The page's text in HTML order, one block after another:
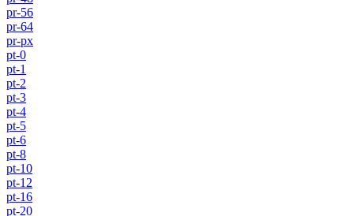
pr-56
pr-64
pr-px
pt-0
pt-1
pt-2
pt-3
pt-4
pt-5
pt-6
pt-8
pt-10
pt-12
pt-16
pt-20